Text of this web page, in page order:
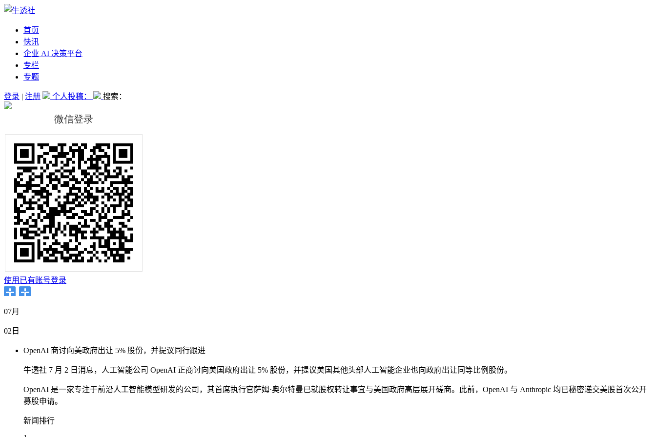
首页
快讯
企业 AI 决策平台
专栏
专题
登录 | 注册 个人投稿： 搜索：
使用已有账号登录
07月
02日
OpenAI 商讨向美政府出让 5% 股份，并提议同行跟进
牛透社 7 月 2 日消息，人工智能公司 OpenAI 正商讨向美国政府出让 5% 股份，并提议美国其他头部人工智能企业也向政府出让同等比例股份。
OpenAI 是一家专注于前沿人工智能模型研发的公司，其首席执行官萨姆·奥尔特曼已就股权转让事宜与美国政府高层展开磋商。此前，OpenAI 与 Anthropic 均已秘密递交美股首次公开
募股申请。
新闻排行